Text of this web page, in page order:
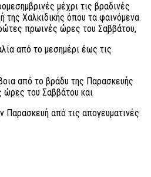
μέχρι τις βραδινές
της Χαλκιδικής όπου τα φαινόμενα
πρωινές ώρες του Σαββάτου,
από το μεσημέρι έως τις
από το βράδυ της Παρασκευής
ώρες του Σαββάτου και
Παρασκευή από τις απογευματινές